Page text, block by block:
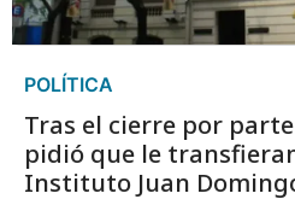
POLÍTICA
Tras el cierre por
pidió que le
Instituto Juan